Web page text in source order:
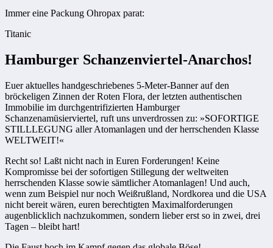
Immer eine Packung Ohropax parat:
Titanic
Hamburger Schanzenviertel-Anarchos!
Euer aktuelles handgeschriebenes 5-Meter-Banner auf den
bröckeligen Zinnen der Roten Flora, der letzten authentischen
Immobilie im durchgentrifizierten Hamburger
Schanzenamüsierviertel, ruft uns unverdrossen zu: »SOFORTIGE
STILLLEGUNG aller Atomanlagen und der herrschenden Klasse
WELTWEIT!«
Recht so! Laßt nicht nach in Euren Forderungen! Keine
Kompromisse bei der sofortigen Stillegung der weltweiten
herrschenden Klasse sowie sämtlicher Atomanlagen! Und auch,
wenn zum Beispiel nur noch Weißrußland, Nordkorea und die USA
nicht bereit wären, euren berechtigten Maximalforderungen
augenblicklich nachzukommen, sondern lieber erst so in zwei, drei
Tagen – bleibt hart!